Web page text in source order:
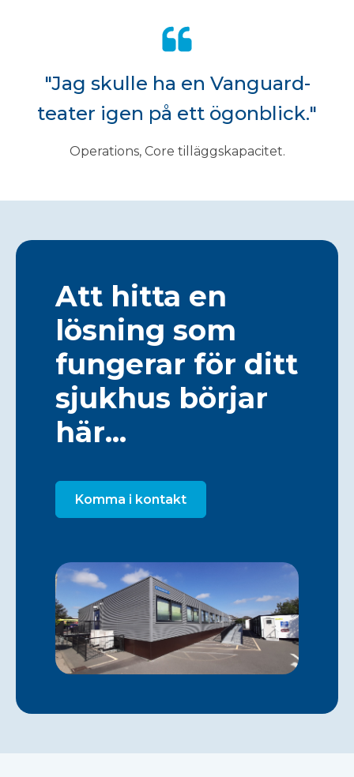
"Jag skulle ha en Vanguard-
teater igen på ett ögonblick."
Operations, Core tilläggskapacitet.
Att hitta en
lösning som
fungerar för ditt
sjukhus börjar
här...
Komma i kontakt